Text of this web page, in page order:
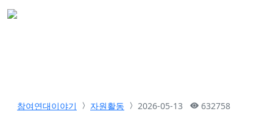
참여연대이야기 자원활동 2026-05-13 632758